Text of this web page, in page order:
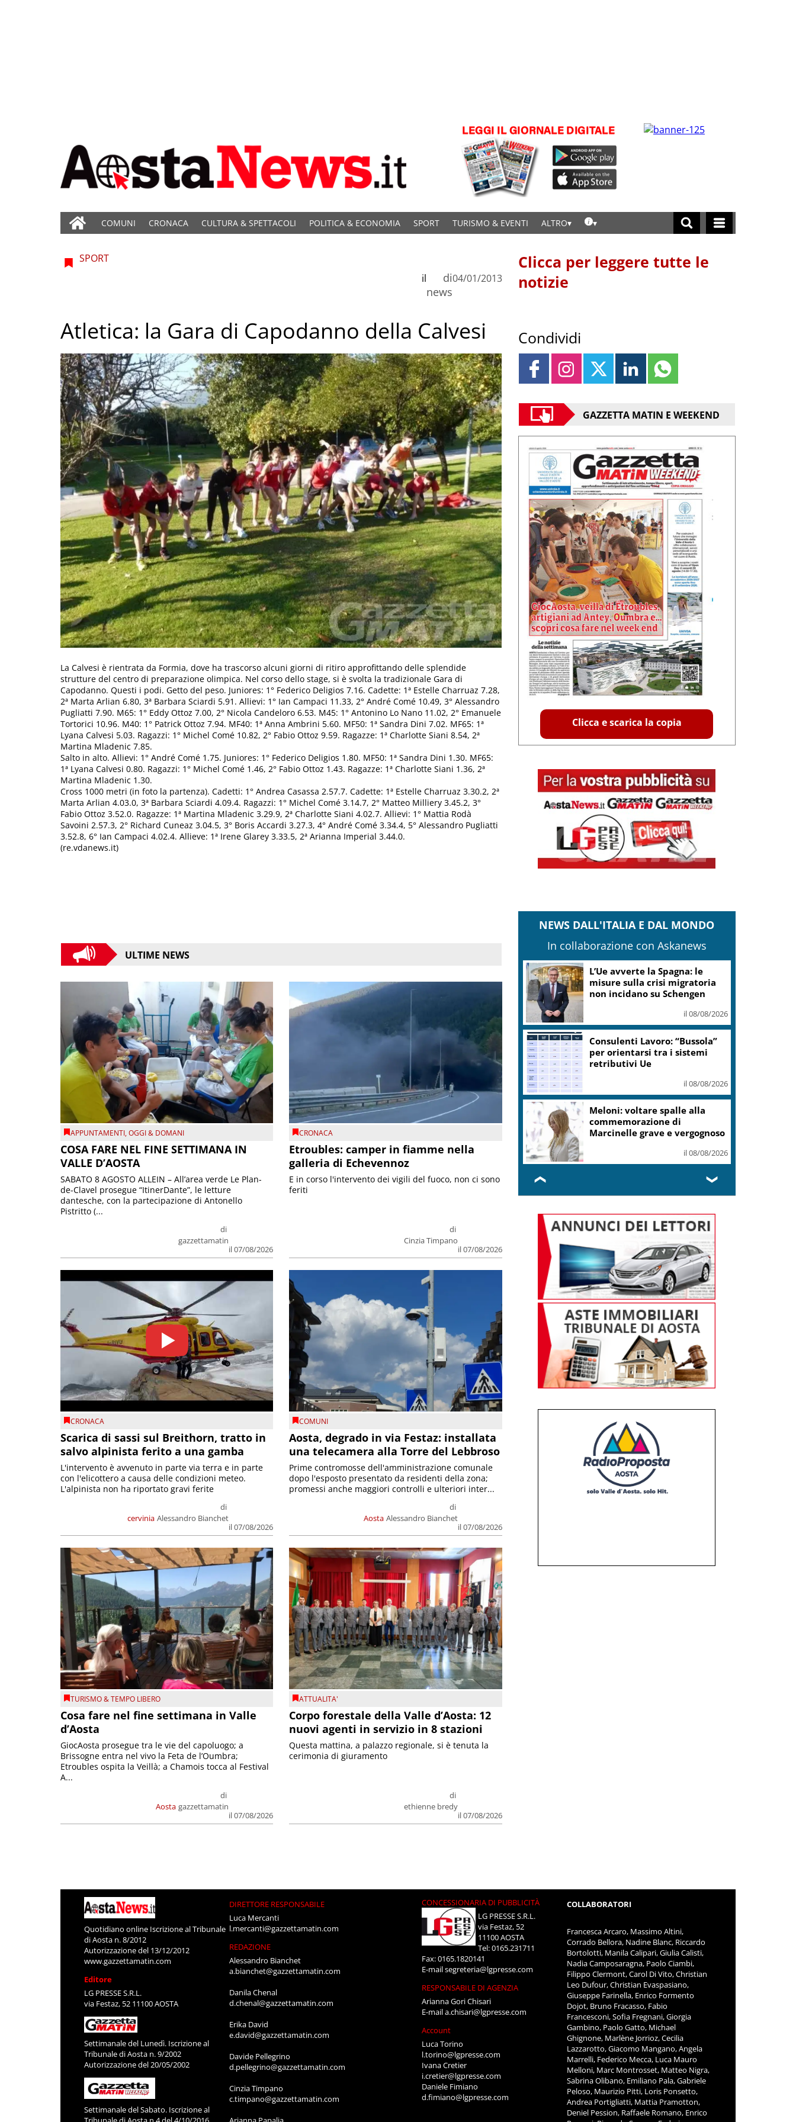
COMUNI CRONACA CULTURA & SPETTACOLI POLITICA & ECONOMIA SPORT TURISMO & EVENTI ALTRO
SPORT
di
news
il 04/01/2013
Atletica: la Gara di Capodanno della Calvesi
La Calvesi è rientrata da Formia, dove ha trascorso alcuni giorni di ritiro approfittando delle splendide
strutture del centro di preparazione olimpica. Nel corso dello stage, si è svolta la tradizionale Gara di
Capodanno. Questi i podi. Getto del peso. Juniores: 1° Federico Deligios 7.16. Cadette: 1ª Estelle Charruaz 7.28,
2ª Marta Arlian 6.80, 3ª Barbara Sciardi 5.91. Allievi: 1° Ian Campaci 11.33, 2° André Comé 10.49, 3° Alessandro
Pugliatti 7.90. M65: 1° Eddy Ottoz 7.00, 2° Nicola Candeloro 6.53. M45: 1° Antonino Lo Nano 11.02, 2° Emanuele
Tortorici 10.96. M40: 1° Patrick Ottoz 7.94. MF40: 1ª Anna Ambrini 5.60. MF50: 1ª Sandra Dini 7.02. MF65: 1ª
Lyana Calvesi 5.03. Ragazzi: 1° Michel Comé 10.82, 2° Fabio Ottoz 9.59. Ragazze: 1ª Charlotte Siani 8.54, 2ª
Martina Mladenic 7.85.
Salto in alto. Allievi: 1° André Comé 1.75. Juniores: 1° Federico Deligios 1.80. MF50: 1ª Sandra Dini 1.30. MF65:
1ª Lyana Calvesi 0.80. Ragazzi: 1° Michel Comé 1.46, 2° Fabio Ottoz 1.43. Ragazze: 1ª Charlotte Siani 1.36, 2ª
Martina Mladenic 1.30.
Cross 1000 metri (in foto la partenza). Cadetti: 1° Andrea Casassa 2.57.7. Cadette: 1ª Estelle Charruaz 3.30.2, 2ª
Marta Arlian 4.03.0, 3ª Barbara Sciardi 4.09.4. Ragazzi: 1° Michel Comé 3.14.7, 2° Matteo Milliery 3.45.2, 3°
Fabio Ottoz 3.52.0. Ragazze: 1ª Martina Mladenic 3.29.9, 2ª Charlotte Siani 4.02.7. Allievi: 1° Mattia Rodà
Savoini 2.57.3, 2° Richard Cuneaz 3.04.5, 3° Boris Accardi 3.27.3, 4° André Comé 3.34.4, 5° Alessandro Pugliatti
3.52.8, 6° Ian Campaci 4.02.4. Allieve: 1ª Irene Glarey 3.33.5, 2ª Arianna Imperial 3.44.0.
(re.vdanews.it)
ULTIME NEWS
APPUNTAMENTI,OGGI & DOMANI
COSA FARE NEL FINE SETTIMANA IN
VALLE D’AOSTA
di
gazzettamatin
il 07/08/2026
SABATO 8 AGOSTO ALLEIN – All’area verde Le Plan-
de-Clavel prosegue “ItinerDante”, le letture
dantesche, con la partecipazione di Antonello
Pistritto (...
CRONACA
Etroubles: camper in fiamme nella
galleria di Echevennoz
di
Cinzia Timpano
il 07/08/2026
E in corso l'intervento dei vigili del fuoco, non ci sono
feriti
CRONACA
Scarica di sassi sul Breithorn, tratto in
salvo alpinista ferito a una gamba
cervinia
di
Alessandro Bianchet
il 07/08/2026
L'intervento è avvenuto in parte via terra e in parte
con l'elicottero a causa delle condizioni meteo.
L'alpinista non ha riportato gravi ferite
COMUNI
Aosta, degrado in via Festaz: installata
una telecamera alla Torre del Lebbroso
Aosta
di
Alessandro Bianchet
il 07/08/2026
Prime contromosse dell'amministrazione comunale
dopo l'esposto presentato da residenti della zona;
promessi anche maggiori controlli e ulteriori inter...
TURISMO & TEMPO LIBERO
Cosa fare nel fine settimana in Valle
d’Aosta
Aosta
di
gazzettamatin
il 07/08/2026
GiocAosta prosegue tra le vie del capoluogo; a
Brissogne entra nel vivo la Feta de l’Oumbra;
Etroubles ospita la Veillà; a Chamois tocca al Festival
A...
ATTUALITA'
Corpo forestale della Valle d’Aosta: 12
nuovi agenti in servizio in 8 stazioni
di
ethienne bredy
il 07/08/2026
Questa mattina, a palazzo regionale, si è tenuta la
cerimonia di giuramento
Clicca per leggere tutte le
notizie
Condividi
GAZZETTA MATIN E WEEKEND
Clicca e scarica la copia
NEWS DALL'ITALIA E DAL MONDO
In collaborazione con Askanews
L’Ue avverte la Spagna: le
misure sulla crisi migratoria
non incidano su Schengen
il 08/08/2026
Consulenti Lavoro: “Bussola”
per orientarsi tra i sistemi
retributivi Ue
il 08/08/2026
Meloni: voltare spalle alla
commemorazione di
Marcinelle grave e vergognoso
il 08/08/2026
❮ ❯
Quotidiano online Iscrizione al Tribunale
di Aosta n. 8/2012
Autorizzazione del 13/12/2012
www.gazzettamatin.com
Editore
LG PRESSE S.R.L.
via Festaz, 52 11100 AOSTA
Settimanale del Lunedì. Iscrizione al
Tribunale di Aosta n. 9/2002
Autorizzazione del 20/05/2002
Settimanale del Sabato. Iscrizione al
DIRETTORE RESPONSABILE
Luca Mercanti
l.mercanti@gazzettamatin.com
REDAZIONE
Alessandro Bianchet
a.bianchet@gazzettamatin.com
Danila Chenal
d.chenal@gazzettamatin.com
Erika David
e.david@gazzettamatin.com
Davide Pellegrino
d.pellegrino@gazzettamatin.com
Cinzia Timpano
c.timpano@gazzettamatin.com
CONCESSIONARIA DI PUBBLICITÀ
LG PRESSE S.R.L.
via Festaz, 52
11100 AOSTA
Tel: 0165.231711
Fax: 0165.1820141
E-mailsegreteria@lgpresse.com
RESPONSABILE DI AGENZIA
Arianna Gori Chisari
E-maila.chisari@lgpresse.com
Account
Luca Torino
l.torino@lgpresse.com
Ivana Cretier
i.cretier@lgpresse.com
Daniele Fimiano
d.fimiano@lgpresse.com
COLLABORATORI
Francesca Arcaro, Massimo Altini,
Corrado Bellora, Nadine Blanc, Riccardo
Bortolotti, Manila Calipari, Giulia Calisti,
Nadia Camposaragna, Paolo Ciambi,
Filippo Clermont, Carol Di Vito, Christian
Leo Dufour, Christian Evaspasiano,
Giuseppe Farinella, Enrico Formento
Dojot, Bruno Fracasso, Fabio
Francesconi, Sofia Fregnani, Giorgia
Gambino, Paolo Gatto, Michael
Ghignone, Marlène Jorrioz, Cecilia
Lazzarotto, Giacomo Mangano, Angela
Marrelli, Federico Mecca, Luca Mauro
Melloni, Marc Montrosset, Matteo Nigra,
Sabrina Olibano, Emiliano Pala, Gabriele
Peloso, Maurizio Pitti, Loris Ponsetto,
Andrea Portigliatti, Mattia Pramotton,
Deniel Pession, Raffaele Romano, Enrico